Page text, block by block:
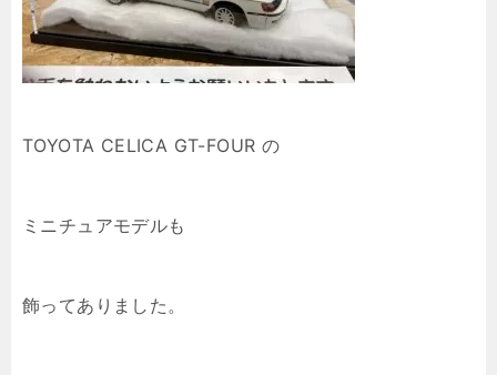
TOYOTA CELICA GT-FOUR の
ミニチュアモデルも
飾ってありました。